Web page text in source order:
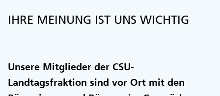
IHRE MEINUNG IST UNS WICHTIG
Unsere Mitglieder der CSU-
Landtagsfraktion sind vor Ort mit den